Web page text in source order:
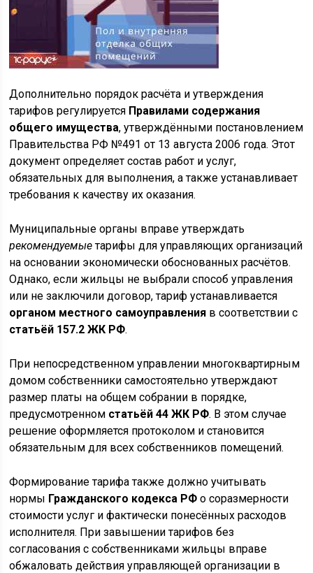
Дополнительно порядок расчёта и утверждения
тарифов регулируется Правилами содержания
общего имущества, утверждёнными постановлением
Правительства РФ №491 от 13 августа 2006 года. Этот
документ определяет состав работ и услуг,
обязательных для выполнения, а также устанавливает
требования к качеству их оказания.
Муниципальные органы вправе утверждать
рекомендуемыетарифы для управляющих организаций
на основании экономически обоснованных расчётов.
Однако, если жильцы не выбрали способ управления
или не заключили договор, тариф устанавливается
органом местного самоуправления в соответствии с
статьёй 157.2 ЖК РФ.
При непосредственном управлении многоквартирным
домом собственники самостоятельно утверждают
размер платы на общем собрании в порядке,
предусмотренном статьёй 44 ЖК РФ. В этом случае
решение оформляется протоколом и становится
обязательным для всех собственников помещений.
Формирование тарифа также должно учитывать
нормы Гражданского кодекса РФ о соразмерности
стоимости услуг и фактически понесённых расходов
исполнителя. При завышении тарифов без
согласования с собственниками жильцы вправе
обжаловать действия управляющей организации в